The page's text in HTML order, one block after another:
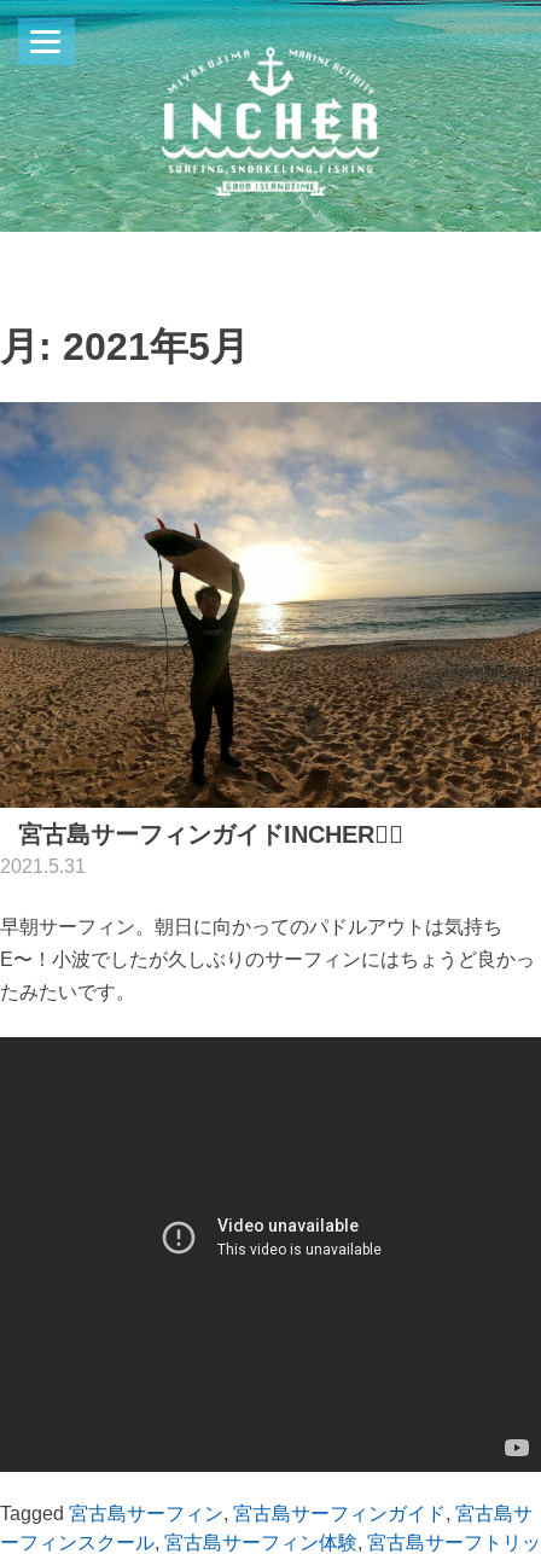
月: 2021年5月
宮古島サーフィンガイドINCHER🏄‍♂️
2021.5.31
早朝サーフィン。朝日に向かってのパドルアウトは気持ち
E〜！小波でしたが久しぶりのサーフィンにはちょうど良かっ
たみたいです。
Tagged 宮古島サーフィン, 宮古島サーフィンガイド, 宮古島サ
ーフィンスクール, 宮古島サーフィン体験, 宮古島サーフトリッ